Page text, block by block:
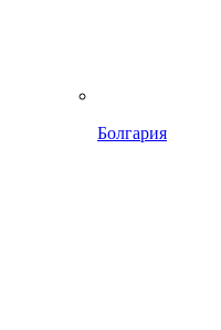
Болгария